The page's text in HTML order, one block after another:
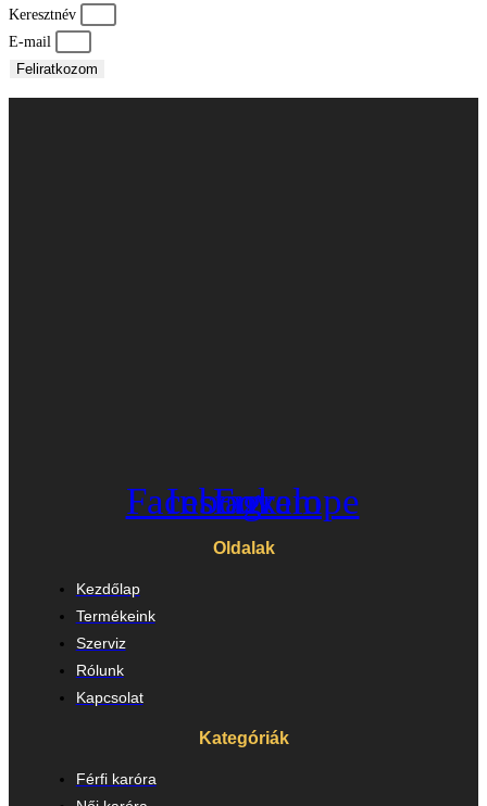
Keresztnév
E-mail
Feliratkozom
Facebook
Instagram
Envelope
Oldalak
Kezdőlap
Termékeink
Szerviz
Rólunk
Kapcsolat
Kategóriák
Férfi karóra